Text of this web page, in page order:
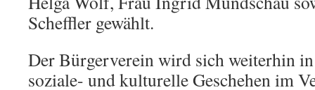
Scheffler gewählt.
Der Bürgerverein wird sich weiterhin
soziale- und kulturelle Geschehen im